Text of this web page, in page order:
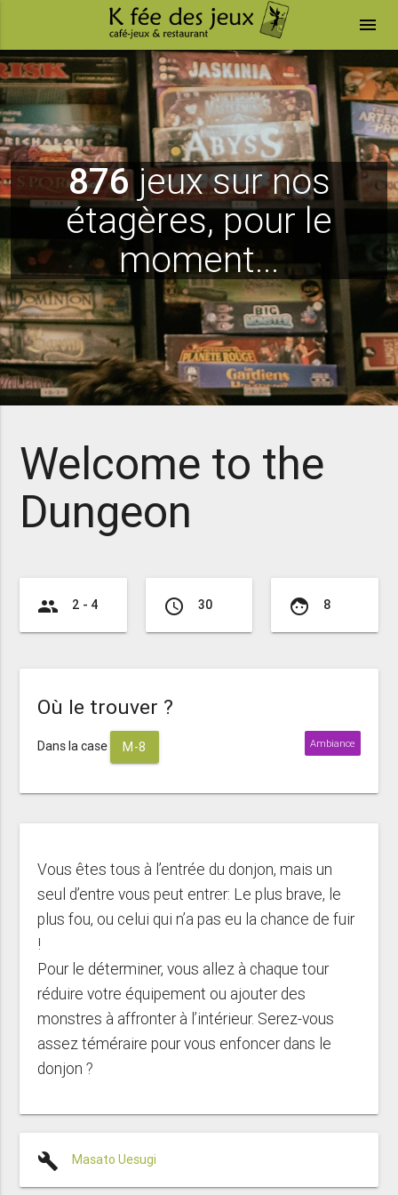
menu
876jeux sur nos
étagères, pour le
moment...
Welcome to the
Dungeon
group 2 - 4 access_time 30 face 8
Où le trouver ?
Dans la case M-8 Ambiance
Vous êtes tous à l’entrée du donjon, mais un
seul d’entre vous peut entrer: Le plus brave, le
plus fou, ou celui qui n’a pas eu la chance de fuir
!
Pour le déterminer, vous allez à chaque tour
réduire votre équipement ou ajouter des
monstres à affronter à l’intérieur. Serez-vous
assez téméraire pour vous enfoncer dans le
donjon ?
build Masato Uesugi